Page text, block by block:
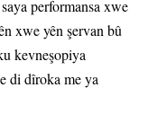
performansa xwe
xwe yên şervan bû
kevneşopiya
di dîroka me ya